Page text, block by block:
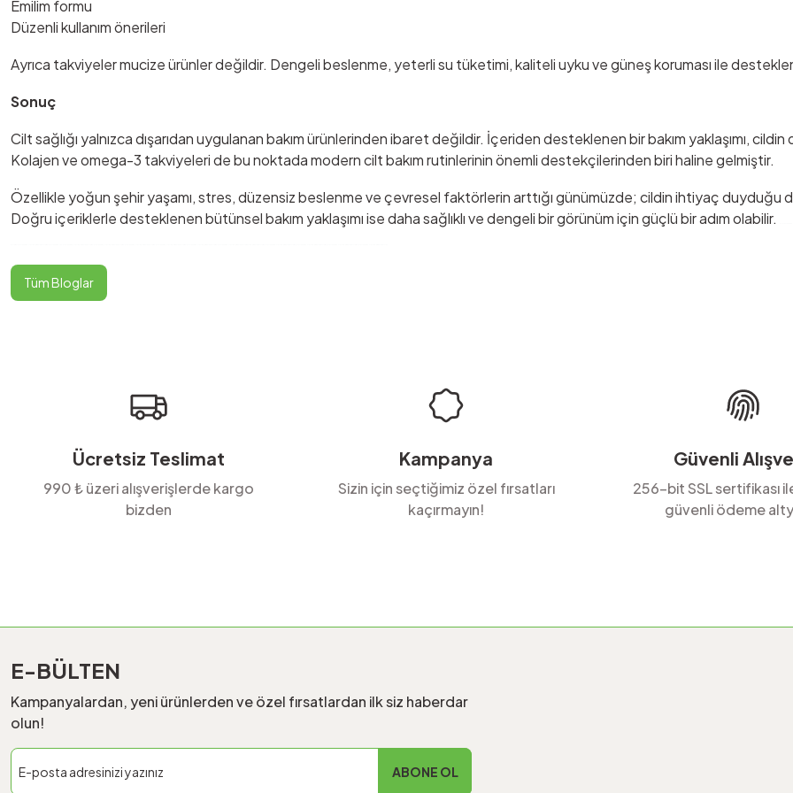
Emilim formu
Düzenli kullanım önerileri
Ayrıca takviyeler mucize ürünler değildir. Dengeli beslenme, yeterli su tüketimi, kaliteli uyku ve güneş koruması ile
Sonuç
Cilt sağlığı yalnızca dışarıdan uygulanan bakım ürünlerinden ibaret değildir. İçeriden desteklenen bir bakım yaklaşımı,
Kolajen ve omega-3 takviyeleri de bu noktada modern cilt bakım rutinlerinin önemli destekçilerinden biri haline gelmiştir.
Özellikle yoğun şehir yaşamı, stres, düzensiz beslenme ve çevresel faktörlerin arttığı günümüzde; cildin ihtiyaç duyduğu
Doğru içeriklerle desteklenen bütünsel bakım yaklaşımı ise daha sağlıklı ve dengeli bir görünüm için güçlü bir adım olabilir.
Tüm Bloglar
Ücretsiz Teslimat
990 ₺ üzeri alışverişlerde kargo
bizden
Kampanya
Sizin için seçtiğimiz özel fırsatları
kaçırmayın!
Güvenli
256-bit SSL sertifikası
güvenli ödeme
E-BÜLTEN
Kampanyalardan, yeni ürünlerden ve özel fırsatlardan ilk siz haberdar
olun!
ABONE OL